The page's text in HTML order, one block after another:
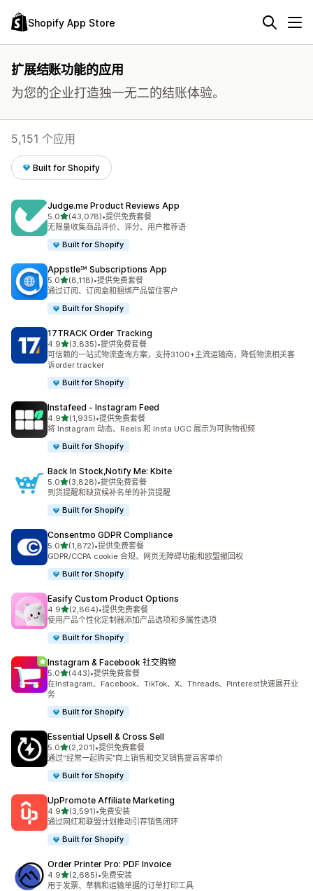
Shopify App Store
扩展结账功能的应用
为您的企业打造独一无二的结账体验。
5,151 个应用
Built for Shopify
Judge.me Product Reviews App
5.0星（满分 5 星）
(43,078)
总共 43078 条评论
•提供免费套餐
无限量收集商品评价、评分、用户推荐语
Built for Shopify
Appstle℠ Subscriptions App
5.0星（满分 5 星）
(8,118)
总共 8118 条评论
•提供免费套餐
通过订阅、订阅盒和捆绑产品留住客户
Built for Shopify
17TRACK Order Tracking
4.9星（满分 5 星）
(3,835)
总共 3835 条评论
•提供免费套餐
可信赖的一站式物流查询方案，支持3100+主流运输商，降低物流相关客
诉order tracker
Built for Shopify
Instafeed ‑ Instagram Feed
4.9星（满分 5 星）
(1,935)
总共 1935 条评论
•提供免费套餐
将 Instagram 动态、Reels 和 Insta UGC 展示为可购物视频
Built for Shopify
Back In Stock,Notify Me: Kbite
5.0星（满分 5 星）
(3,828)
总共 3828 条评论
•提供免费套餐
到货提醒和缺货候补名单的补货提醒
Built for Shopify
Consentmo GDPR Compliance
5.0星（满分 5 星）
(1,872)
总共 1872 条评论
•提供免费套餐
GDPR/CCPA cookie 合规、网页无障碍功能和欧盟撤回权
Built for Shopify
Easify Custom Product Options
4.9星（满分 5 星）
(2,864)
总共 2864 条评论
•提供免费套餐
使用产品个性化定制器添加产品选项和多属性选项
Built for Shopify
Instagram & Facebook 社交购物
5.0星（满分 5 星）
(443)
总共 443 条评论
•提供免费套餐
在Instagram、Facebook、TikTok、X、Threads、Pinterest快速展开业
务
Built for Shopify
Essential Upsell & Cross Sell
5.0星（满分 5 星）
(2,201)
总共 2201 条评论
•提供免费套餐
通过“经常一起购买”向上销售和交叉销售提高客单价
Built for Shopify
UpPromote Affiliate Marketing
4.9星（满分 5 星）
(3,591)
总共 3591 条评论
•免费安装
通过网红和联盟计划推动引荐销售闭环
Built for Shopify
Order Printer Pro: PDF Invoice
4.9星（满分 5 星）
(2,685)
总共 2685 条评论
•免费安装
用于发票、草稿和运输单据的订单打印工具